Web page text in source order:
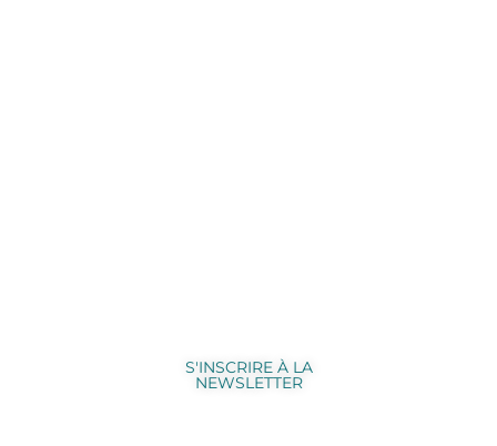
S'INSCRIRE À LA
NEWSLETTER